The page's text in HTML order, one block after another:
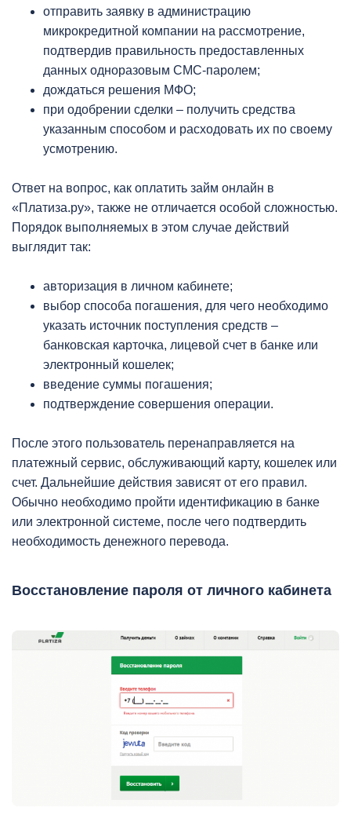
отправить заявку в администрацию
микрокредитной компании на рассмотрение,
подтвердив правильность предоставленных
данных одноразовым СМС-паролем;
дождаться решения МФО;
при одобрении сделки – получить средства
указанным способом и расходовать их по своему
усмотрению.
Ответ на вопрос, как оплатить займ онлайн в
«Платиза.ру», также не отличается особой сложностью.
Порядок выполняемых в этом случае действий
выглядит так:
авторизация в личном кабинете;
выбор способа погашения, для чего необходимо
указать источник поступления средств –
банковская карточка, лицевой счет в банке или
электронный кошелек;
введение суммы погашения;
подтверждение совершения операции.
После этого пользователь перенаправляется на
платежный сервис, обслуживающий карту, кошелек или
счет. Дальнейшие действия зависят от его правил.
Обычно необходимо пройти идентификацию в банке
или электронной системе, после чего подтвердить
необходимость денежного перевода.
Восстановление пароля от личного кабинета